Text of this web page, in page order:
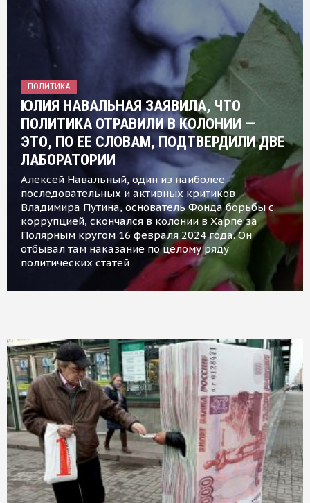
ПОЛИТИКА
ЮЛИЯ НАВАЛЬНАЯ ЗАЯВИЛА, ЧТО
ПОЛИТИКА ОТРАВИЛИ В КОЛОНИИ —
ЭТО, ПО ЕЕ СЛОВАМ, ПОДТВЕРДИЛИ ДВЕ
ЛАБОРАТОРИИ
Алексей Навальный, один из наиболее
последовательных и активных критиков
Владимира Путина, основатель Фонда борьбы с
коррупцией, скончался в колонии в Харпе за
Полярным кругом 16 февраля 2024 года. Он
отбывал там наказание по целому ряду
политических статей